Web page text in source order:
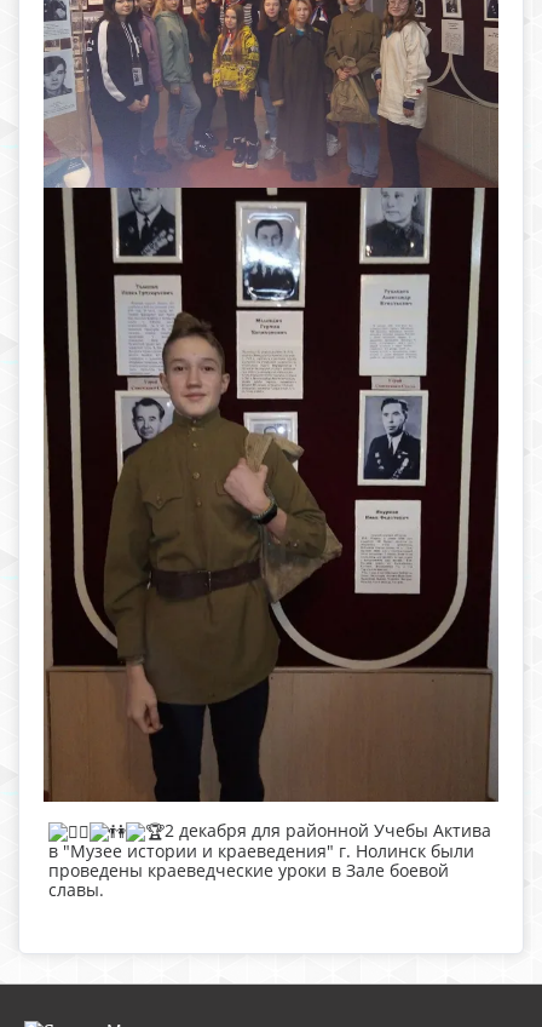
2 декабря для районной Учебы Актива
в "Музее истории и краеведения" г. Нолинск были
проведены краеведческие уроки в Зале боевой
славы.